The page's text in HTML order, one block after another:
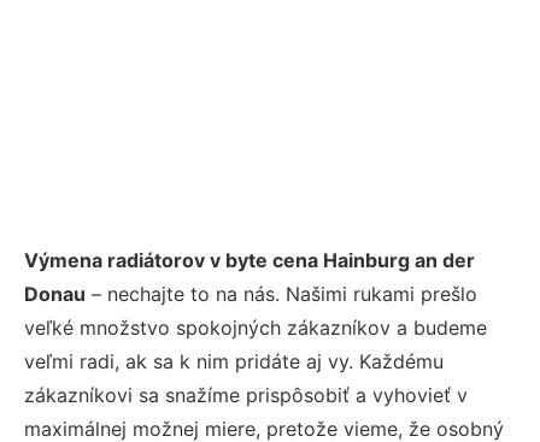
Výmena radiátorov v byte cena Hainburg an der
Donau – nechajte to na nás. Našimi rukami prešlo
veľké množstvo spokojných zákazníkov a budeme
veľmi radi, ak sa k nim pridáte aj vy. Každému
zákazníkovi sa snažíme prispôsobiť a vyhovieť v
maximálnej možnej miere, pretože vieme, že osobný